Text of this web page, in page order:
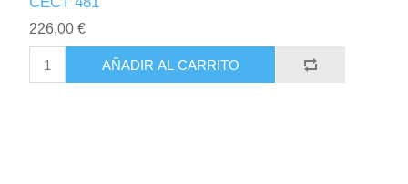
226,00 €
AÑADIR AL CARRITO